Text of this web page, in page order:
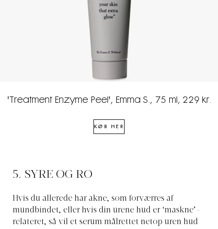
'Treatment Enzyme Peel', Emma S., 75 ml, 229 kr.
KØB HER
5. SYRE OG RO
Hvis du allerede har akne, som forværres af
mundbindet, eller hvis din urene hud er ‘maskne’-
relateret, så vil et serum målrettet netop uren hud